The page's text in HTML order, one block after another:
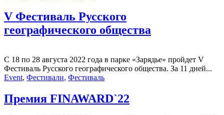
V Фестиваль Русского
географического общества
С 18 по 28 августа 2022 года в парке «Зарядье» пройдет V
Фестиваль Русского географического общества. За 11 дней...
Event, Фестивали, Фестиваль
Премия FINAWARD`22